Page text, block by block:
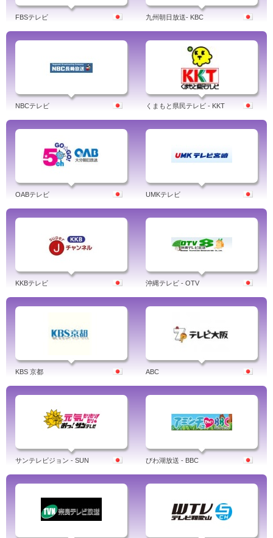
FBSテレビ 九州朝日放送- KBC
NBCテレビ くまもと県民テレビ - KKT
OABテレビ UMKテレビ
KKBテレビ 沖縄テレビ - OTV
KBS 京都 ABC
サンテレビジョン - SUN びわ湖放送 - BBC